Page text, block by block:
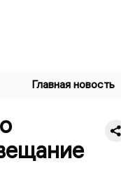
Главная новость